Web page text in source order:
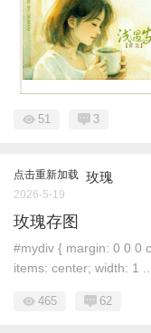
51 3
点击重新加载 玫瑰
2026-5-19
玫瑰存图
#mydiv { margin: 0 0 0
items: center; width: 1 ...
465 62